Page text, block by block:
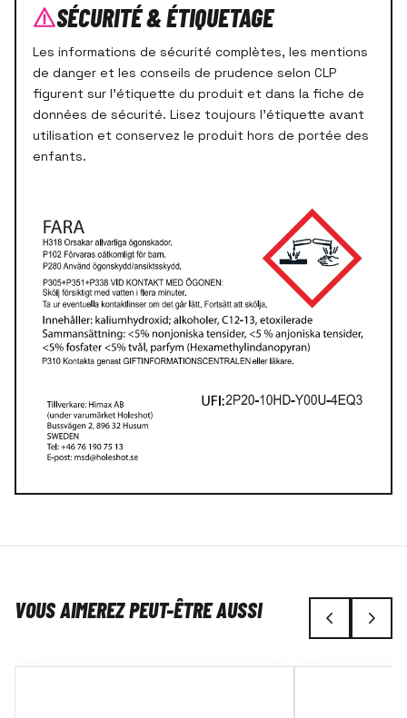
SÉCURITÉ & ÉTIQUETAGE
Les informations de sécurité complètes, les mentions
de danger et les conseils de prudence selon CLP
figurent sur l'étiquette du produit et dans la fiche de
données de sécurité. Lisez toujours l'étiquette avant
utilisation et conservez le produit hors de portée des
enfants.
VOUS AIMEREZ PEUT-ÊTRE AUSSI